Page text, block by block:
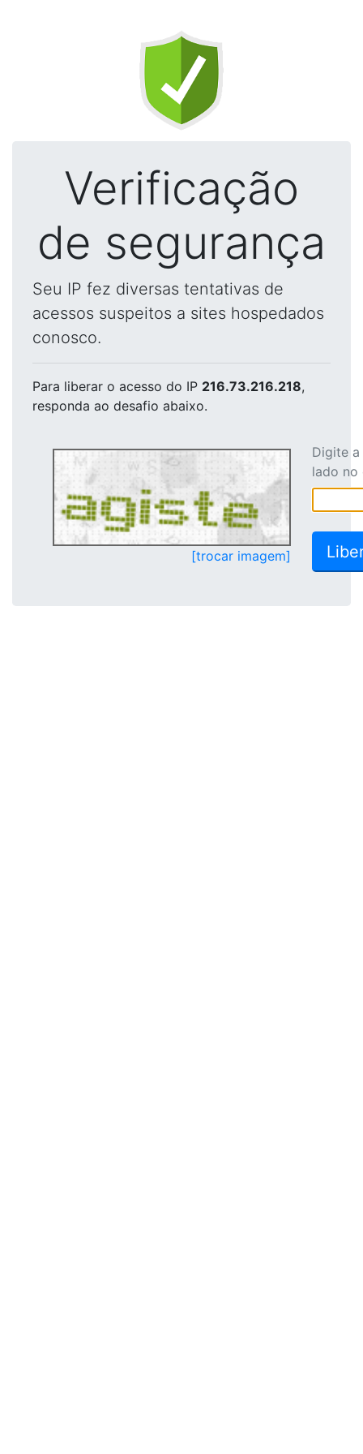
Verificação
de segurança
Seu IP fez diversas tentativas de
acessos suspeitos a sites hospedados
conosco.
Para liberar o acesso do IP 216.73.216.218,
responda ao desafio abaixo.
[trocar imagem]
Digite
lado no